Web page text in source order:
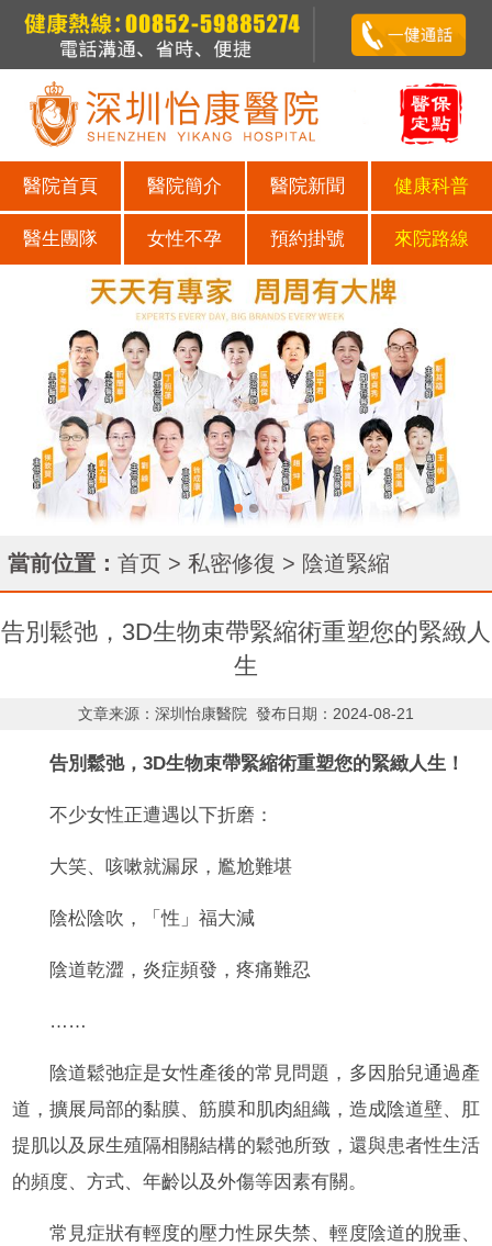
醫院首頁 醫院簡介 醫院新聞 健康科普
醫生團隊 女性不孕 預約掛號 來院路線
當前位置： 首页 > 私密修復 > 陰道緊縮
告別鬆弛，3D生物束帶緊縮術重塑您的緊緻人
生
文章来源：深圳怡康醫院 發布日期：2024-08-21
告別鬆弛，3D生物束帶緊縮術重塑您的緊緻人生！
不少女性正遭遇以下折磨：
大笑、咳嗽就漏尿，尷尬難堪
陰松陰吹，「性」福大減
陰道乾澀，炎症頻發，疼痛難忍
……
陰道鬆弛症是女性產後的常見問題，多因胎兒通過產
道，擴展局部的黏膜、筋膜和肌肉組織，造成陰道壁、肛
提肌以及尿生殖隔相關結構的鬆弛所致，還與患者性生活
的頻度、方式、年齡以及外傷等因素有關。
常見症狀有輕度的壓力性尿失禁、輕度陰道的脫垂、